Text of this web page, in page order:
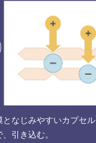
なじみやすいカプセル
引き込む。